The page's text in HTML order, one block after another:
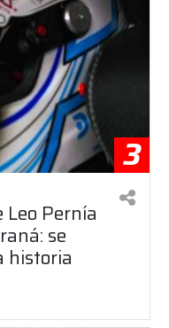
3
Leo Pernía
se
historia